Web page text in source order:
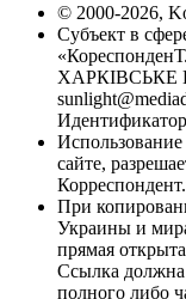
© 2000-2026,
Субъект в
ХАРКІВСЬКЕ
сайте,
При
Украины и
прямая
Ссылка должна
полного либо